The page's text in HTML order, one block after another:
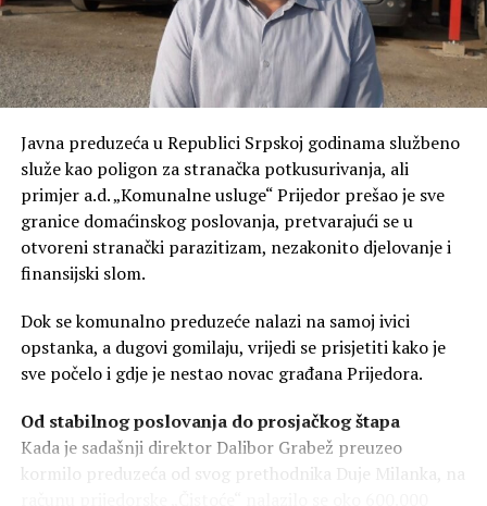
Mrkonjić Gradu,
jednostavno nema nikakvu
perspektivu“, istakao je
Kresojević.
Borci sačuvali Srpsku, a vlast je prazni
Prema riječima narodnog poslanika, neshvatljivo je da
vlast troši budžetski novac na razne druge prioritete,
zanemaruje.
„Borci su dali posljednji
atom snage da sačuvari
Republiku Srpsku, a vlast
Javna preduzeća u Republici Srpskoj godinama službeno
služe kao poligon za stranačka potkusurivanja, ali
primjer a.d. „Komunalne usluge“ Prijedor prešao je sve
granice domaćinskog poslovanja, pretvarajući se u
otvoreni stranački parazitizam, nezakonito djelovanje i
finansijski slom.
Dok se komunalno preduzeće nalazi na samoj ivici
opstanka, a dugovi gomilaju, vrijedi se prisjetiti kako je
sve počelo i gdje je nestao novac građana Prijedora.
Od stabilnog poslovanja do prosjačkog štapa
Kada je sadašnji direktor Dalibor Grabež preuzeo
kormilo preduzeća od svog prethodnika Duje Milanka, na